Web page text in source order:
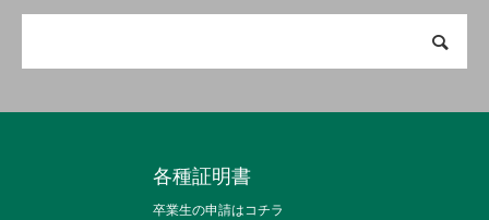
オープンスクール
各種証明書
卒業生の申請はコチラ